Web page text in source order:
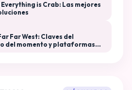
is Crab: Las mejores
Far West: Claves del
del momento y plataformas